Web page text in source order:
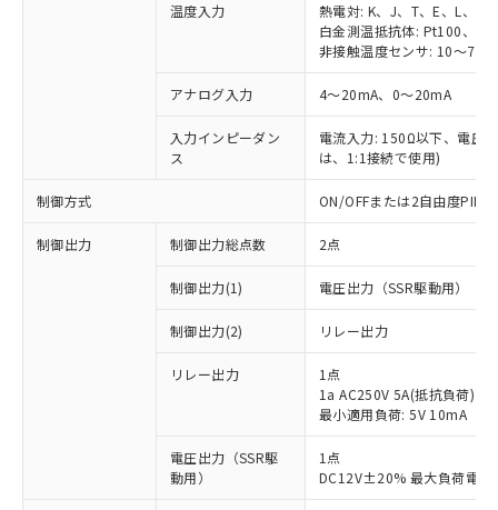
温度入力
熱電対: K、J、T、E、L、U
白金測温抵抗体: Pt100、
非接触温度センサ: 10～
アナログ入力 4～20mA、0～20mA
入力インピーダン
ス
電流入力: 150Ω以下、電圧
は、1:1接続で使用)
制御方式 ON/OFFまたは2自由度PID
制御出力 制御出力総点数 2点
制御出力(1) 電圧出力（SSR駆動用）
制御出力(2) リレー出力
リレー出力
1点
1a AC250V 5A(抵抗負荷)
最小適用負荷: 5V 10mA
電圧出力（SSR駆
動用）
1点
DC12V±20% 最大負荷電流